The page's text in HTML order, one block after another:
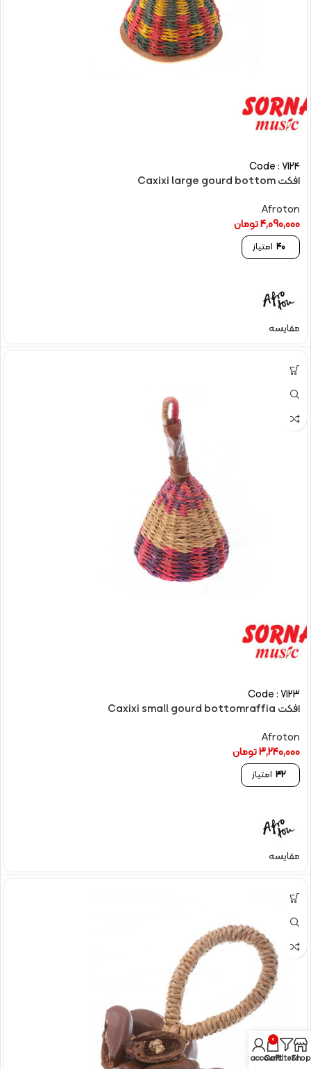
Code : 7124
افکت Caxixi large gourd bottom
Afroton
4,090,000تومان
40 امتیاز
مقایسه
Code : 7123
افکت Caxixi small gourd bottomraffia
Afroton
3,240,000تومان
32 امتیاز
مقایسه
Shop
Filters
0
Cart
My account